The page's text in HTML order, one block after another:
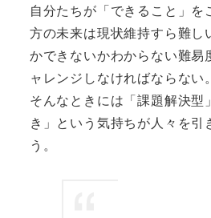
自分たちが「できること」
方の未来は現状維持すら難し
かできないかわからない難易
ャレンジしなければならない。
そんなときには「課題解決型
き」という気持ちが人々を引
う。